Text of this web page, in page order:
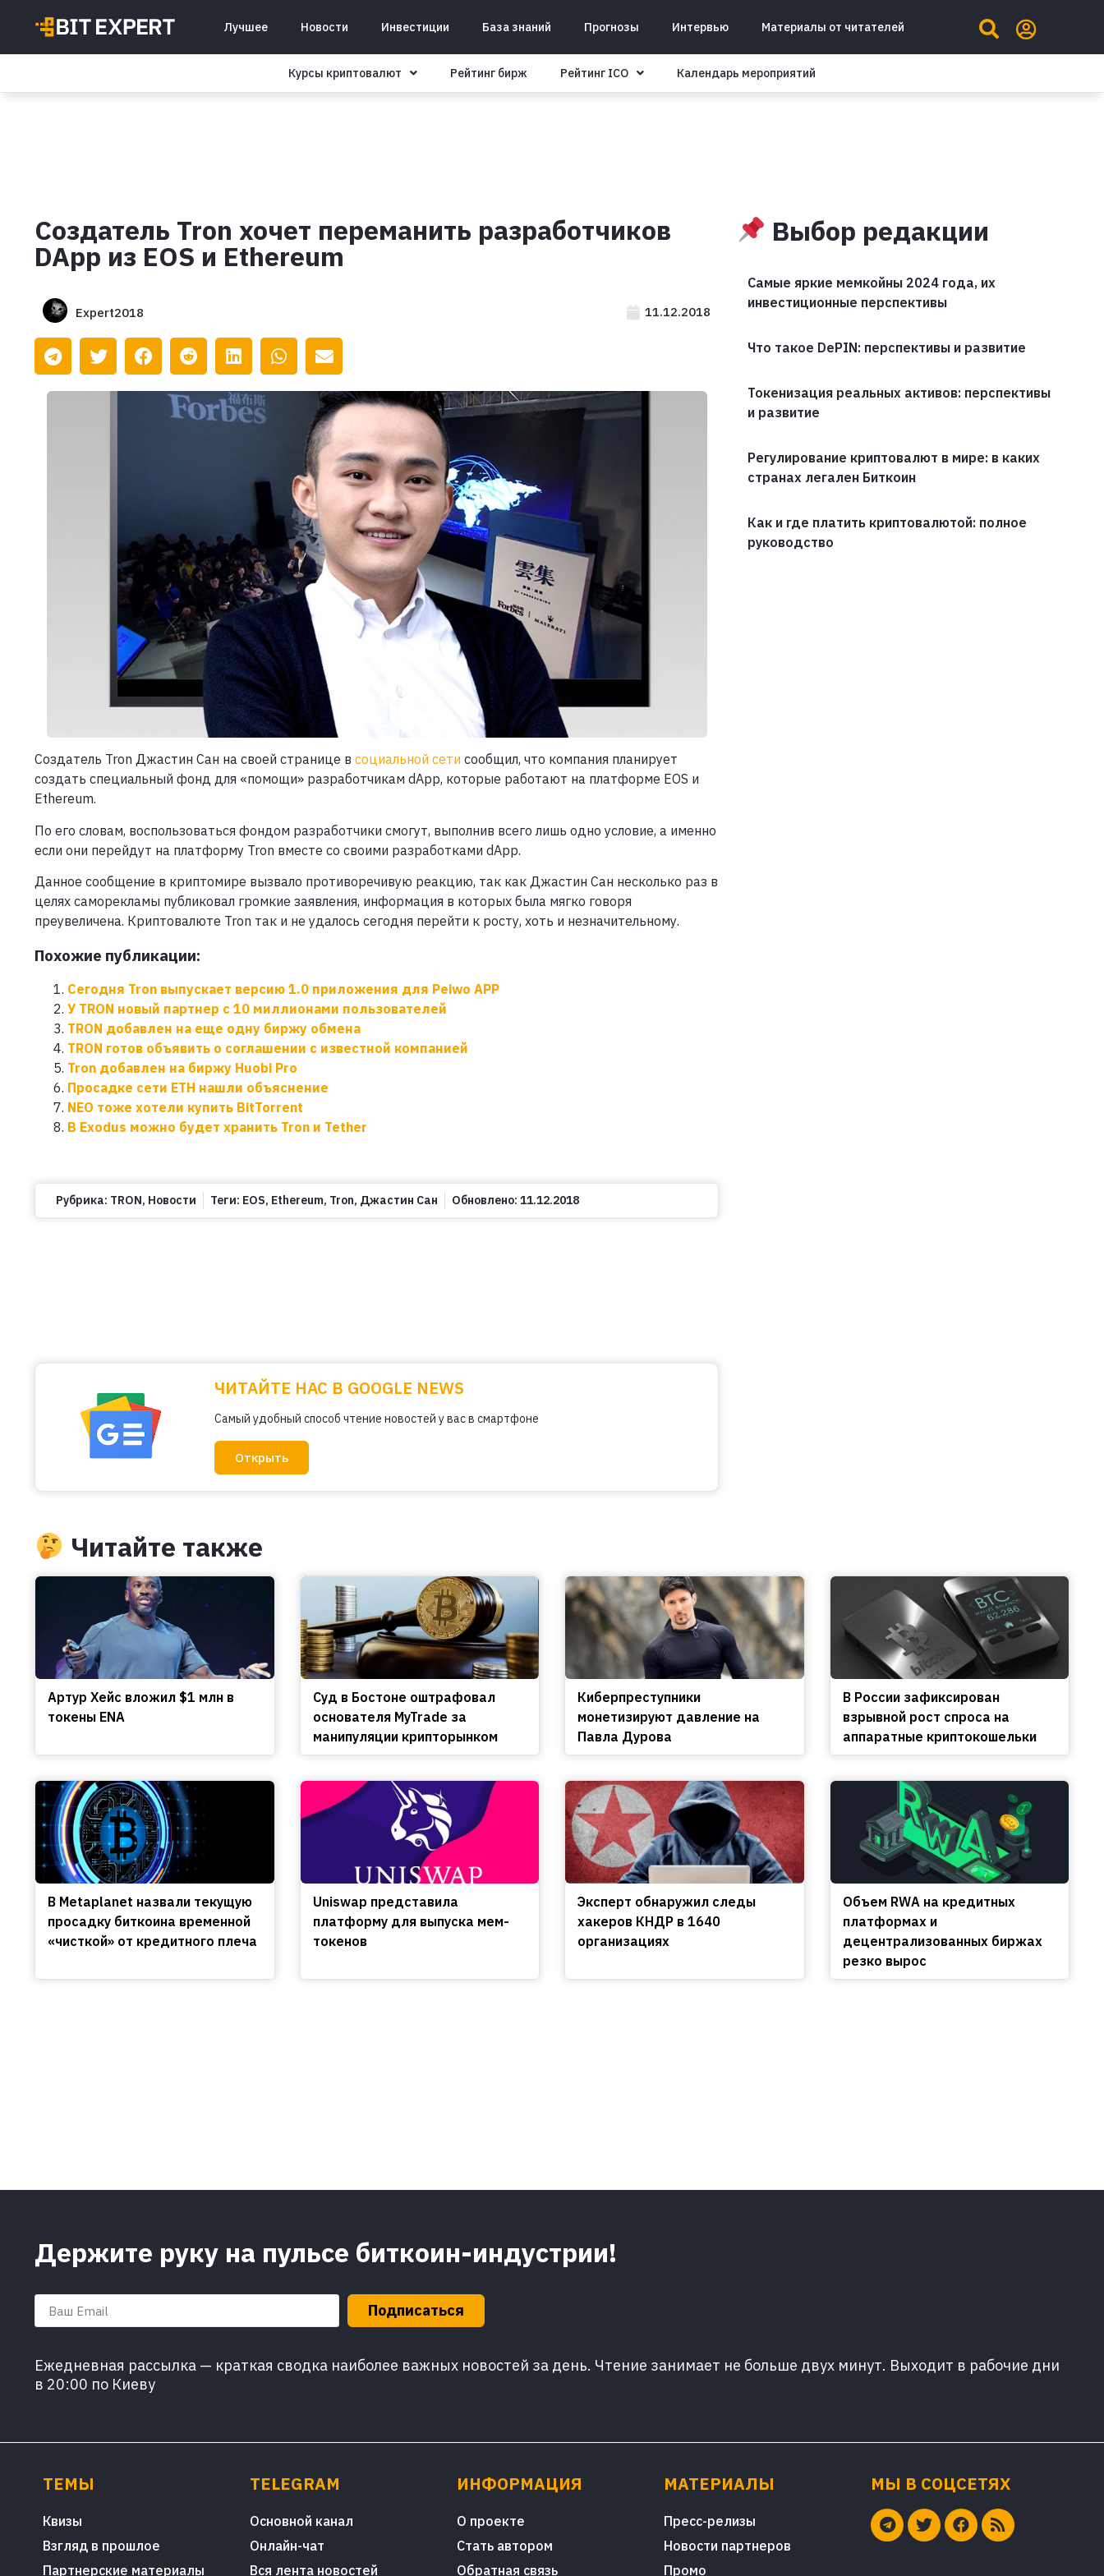
Лучшее Новости Инвестиции База знаний Прогнозы Интервью Материалы от читателей
Курсы криптовалют Рейтинг бирж Рейтинг ICO Календарь мероприятий
Создатель Tron хочет переманить разработчиков
DApp из EOS и Ethereum
Expert2018 11.12.2018
Создатель Tron Джастин Сан на своей странице в социальной сети сообщил, что компания планирует
создать специальный фонд для «помощи» разработчикам dApp, которые работают на платформе EOS и
Ethereum.
По его словам, воспользоваться фондом разработчики смогут, выполнив всего лишь одно условие, а именно
если они перейдут на платформу Tron вместе со своими разработками dApp.
Данное сообщение в криптомире вызвало противоречивую реакцию, так как Джастин Сан несколько раз в
целях саморекламы публиковал громкие заявления, информация в которых была мягко говоря
преувеличена. Криптовалюте Tron так и не удалось сегодня перейти к росту, хоть и незначительному.
Похожие публикации:
Сегодня Tron выпускает версию 1.0 приложения для Peiwo APP
У TRON новый партнер с 10 миллионами пользователей
TRON добавлен на еще одну биржу обмена
TRON готов объявить о соглашении с известной компанией
Tron добавлен на биржу Huobi Pro
Просадке сети ETH нашли объяснение
NEO тоже хотели купить BitTorrent
В Exodus можно будет хранить Tron и Tether
Рубрика: TRON, Новости Теги: EOS, Ethereum, Tron, Джастин Сан Обновлено: 11.12.2018
ЧИТАЙТЕ НАС В GOOGLE NEWS
Самый удобный способ чтение новостей у вас в смартфоне
Открыть
Выбор редакции
Самые яркие мемкойны 2024 года, их
инвестиционные перспективы
Что такое DePIN: перспективы и развитие
Токенизация реальных активов: перспективы
и развитие
Регулирование криптовалют в мире: в каких
странах легален Биткоин
Как и где платить криптовалютой: полное
руководство
Читайте также
Артур Хейс вложил $1 млн в
токены ENA
Cуд в Бостоне оштрафовал
основателя MyTrade за
манипуляции крипторынком
Киберпреступники
монетизируют давление на
Павла Дурова
В России зафиксирован
взрывной рост спроса на
аппаратные криптокошельки
В Metaplanet назвали текущую
просадку биткоина временной
«чисткой» от кредитного плеча
Uniswap представила
платформу для выпуска мем-
токенов
Эксперт обнаружил следы
хакеров КНДР в 1640
организациях
Объем RWA на кредитных
платформах и
децентрализованных биржах
резко вырос
Держите руку на пульсе биткоин-индустрии!
Подписаться
Ежедневная рассылка — краткая сводка наиболее важных новостей за день. Чтение занимает не больше двух минут. Выходит в рабочие дни
в 20:00 по Киеву
ТЕМЫ
Квизы
Взгляд в прошлое
Партнерские материалы
TELEGRAM
Основной канал
Онлайн-чат
Вся лента новостей
ИНФОРМАЦИЯ
О проекте
Стать автором
Обратная связь
МАТЕРИАЛЫ
Пресс-релизы
Новости партнеров
Промо
МЫ В СОЦСЕТЯХ